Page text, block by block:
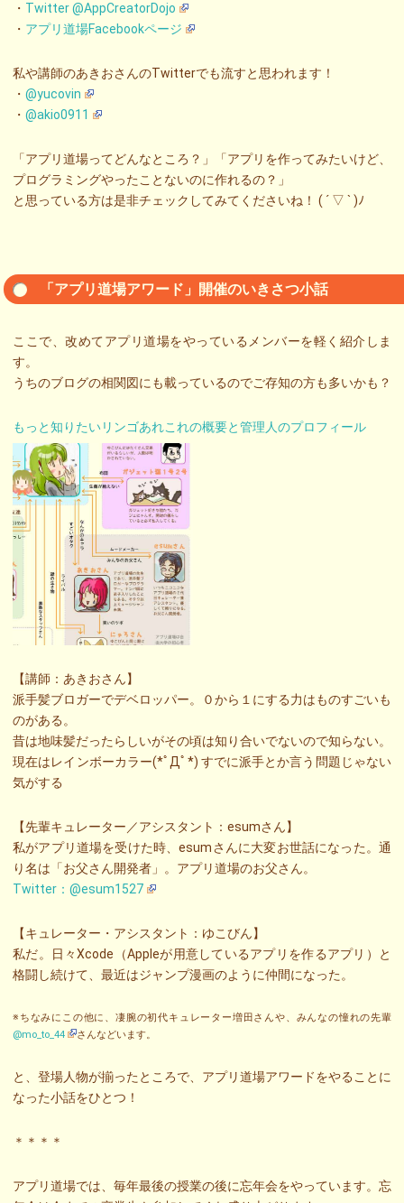
・ Twitter @AppCreatorDojo
・ アプリ道場Facebookページ
私や講師のあきおさんのTwitterでも流すと思われます！
・ @yucovin
・ @akio0911
「アプリ道場ってどんなところ？」「アプリを作ってみたいけど、
プログラミングやったことないのに作れるの？」
と思っている方は是非チェックしてみてくださいね！ ( ´ ▽ ` )ﾉ
「アプリ道場アワード」開催のいきさつ小話
ここで、改めてアプリ道場をやっているメンバーを軽く紹介しま
す。
うちのブログの相関図にも載っているのでご存知の方も多いかも？
もっと知りたいリンゴあれこれの概要と管理人のプロフィール
【講師：あきおさん】
派手髪ブロガーでデベロッパー。０から１にする力はものすごいも
のがある。
昔は地味髪だったらしいがその頃は知り合いでないので知らない。
現在はレインボーカラー(*ﾟДﾟ*) すでに派手とか言う問題じゃない
気がする
【先輩キュレーター／アシスタント：esumさん】
私がアプリ道場を受けた時、esumさんに大変お世話になった。通
り名は「お父さん開発者」。アプリ道場のお父さん。
Twitter：@esum1527
【キュレーター・アシスタント：ゆこびん】
私だ。日々Xcode（Appleが用意しているアプリを作るアプリ）と
格闘し続けて、最近はジャンプ漫画のように仲間になった。
※ちなみにこの他に、凄腕の初代キュレーター増田さんや、みんなの憧れの先輩
@mo_to_44
さんなどいます。
と、登場人物が揃ったところで、アプリ道場アワードをやることに
なった小話をひとつ！
＊＊＊＊
アプリ道場では、毎年最後の授業の後に忘年会をやっています。忘